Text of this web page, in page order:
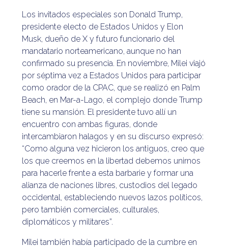
Los invitados especiales son Donald Trump,
presidente electo de Estados Unidos y Elon
Musk, dueño de X y futuro funcionario del
mandatario norteamericano, aunque no han
confirmado su presencia. En noviembre, Milei viajó
por séptima vez a Estados Unidos para participar
como orador de la CPAC, que se realizó en Palm
Beach, en Mar-a-Lago, el complejo donde Trump
tiene su mansión. El presidente tuvo allí un
encuentro con ambas figuras, donde
intercambiaron halagos y en su discurso expresó:
“Como alguna vez hicieron los antiguos, creo que
los que creemos en la libertad debemos unirnos
para hacerle frente a esta barbarie y formar una
alianza de naciones libres, custodios del legado
occidental, estableciendo nuevos lazos políticos,
pero también comerciales, culturales,
diplomáticos y militares”.
Milei también había participado de la cumbre en